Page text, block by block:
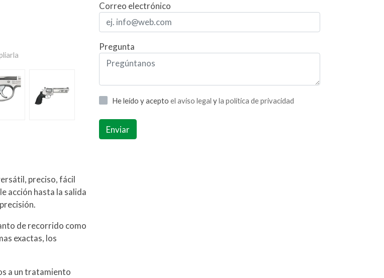
preciso, fácil
acción hasta la salida
de recorrido como
exactas, los
a un tratamiento
Correo electrónico
Pregunta
He leído y acepto el aviso legal yla política de privacidad
Enviar